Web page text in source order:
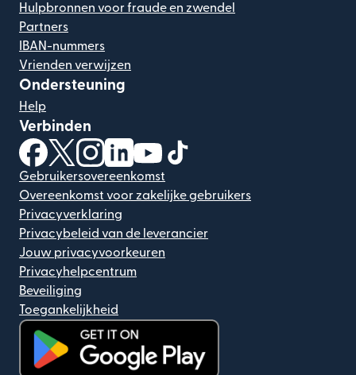
Hulpbronnen voor fraude en zwendel
Partners
IBAN-nummers
Vrienden verwijzen
Ondersteuning
Help
Verbinden
(wordt geopend in een nieuw venster)
(wordt geopend in een nieuw venster)
(wordt geopend in een nieuw venster)
(wordt geopend in een nieuw venster)
(wordt geopend in een nieuw
Gebruikersovereenkomst
Overeenkomst voor zakelijke gebruikers
Privacyverklaring
Privacybeleid van de leverancier
Jouw privacyvoorkeuren
Privacyhelpcentrum
Beveiliging
Toegankelijkheid